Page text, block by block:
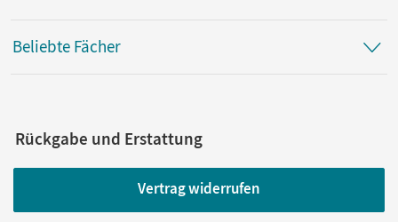
Beliebte Fächer
Rückgabe und Erstattung
Vertrag widerrufen